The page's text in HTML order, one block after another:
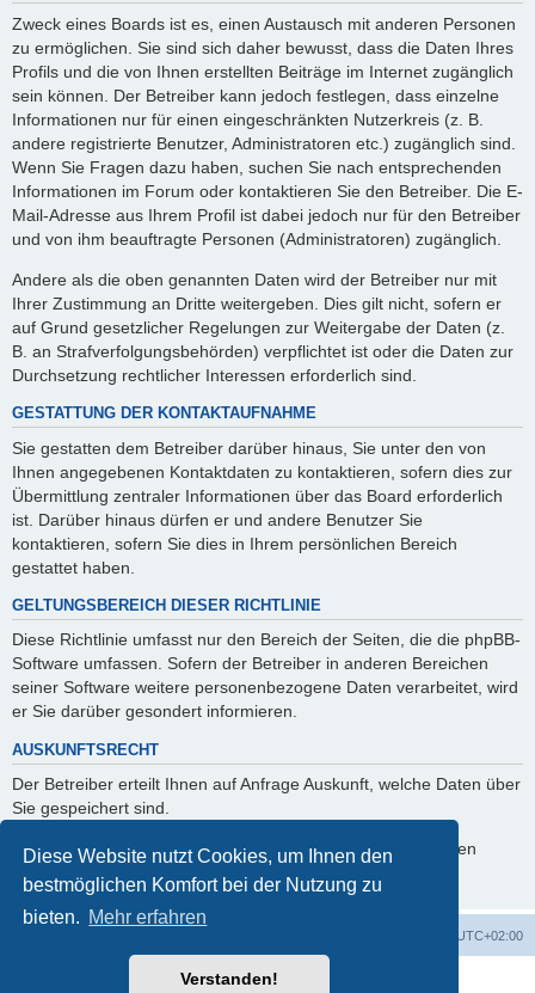
Diese Website nutzt Cookies, um Ihnen den
bestmöglichen Komfort bei der Nutzung zu
bieten. Mehr erfahren
Verstanden!
Zweck eines Boards ist es, einen Austausch mit anderen Personen
zu ermöglichen. Sie sind sich daher bewusst, dass die Daten Ihres
Profils und die von Ihnen erstellten Beiträge im Internet zugänglich
sein können. Der Betreiber kann jedoch festlegen, dass einzelne
Informationen nur für einen eingeschränkten Nutzerkreis (z. B.
andere registrierte Benutzer, Administratoren etc.) zugänglich sind.
Wenn Sie Fragen dazu haben, suchen Sie nach entsprechenden
Informationen im Forum oder kontaktieren Sie den Betreiber. Die E-
Mail-Adresse aus Ihrem Profil ist dabei jedoch nur für den Betreiber
und von ihm beauftragte Personen (Administratoren) zugänglich.
Andere als die oben genannten Daten wird der Betreiber nur mit
Ihrer Zustimmung an Dritte weitergeben. Dies gilt nicht, sofern er
auf Grund gesetzlicher Regelungen zur Weitergabe der Daten (z.
B. an Strafverfolgungsbehörden) verpflichtet ist oder die Daten zur
Durchsetzung rechtlicher Interessen erforderlich sind.
GESTATTUNG DER KONTAKTAUFNAHME
Sie gestatten dem Betreiber darüber hinaus, Sie unter den von
Ihnen angegebenen Kontaktdaten zu kontaktieren, sofern dies zur
Übermittlung zentraler Informationen über das Board erforderlich
ist. Darüber hinaus dürfen er und andere Benutzer Sie
kontaktieren, sofern Sie dies in Ihrem persönlichen Bereich
gestattet haben.
GELTUNGSBEREICH DIESER RICHTLINIE
Diese Richtlinie umfasst nur den Bereich der Seiten, die die phpBB-
Software umfassen. Sofern der Betreiber in anderen Bereichen
seiner Software weitere personenbezogene Daten verarbeitet, wird
er Sie darüber gesondert informieren.
AUSKUNFTSRECHT
Der Betreiber erteilt Ihnen auf Anfrage Auskunft, welche Daten über
Sie gespeichert sind.
Sie können jederzeit die Löschung bzw. Sperrung Ihrer Daten
verlangen. Kontaktieren Sie hierzu bitte den Betreiber.
UTC+02:00
Powered byphpBB® Forum Software © phpBB Limited